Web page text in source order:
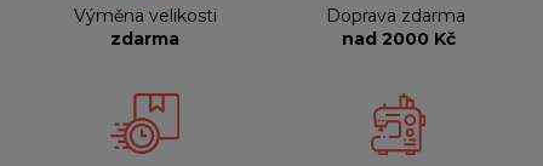
Výměna velikosti
zdarma
Doprava zdarma
nad 2000 Kč